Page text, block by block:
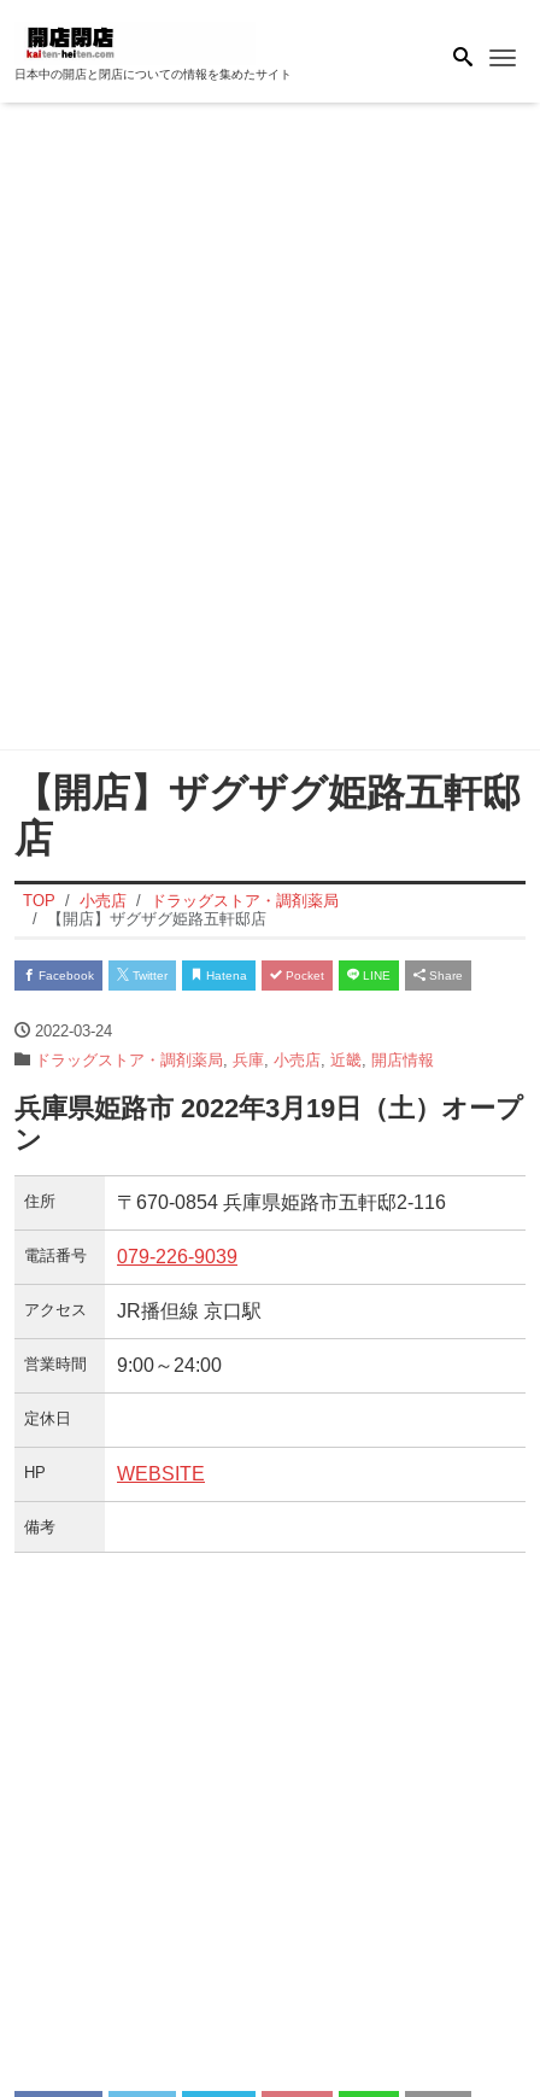
日本中の開店と閉店についての情報を集めたサイト
【開店】ザグザグ姫路五軒邸
店
TOP 小売店
ドラッグストア・調剤薬局
【開店】ザグザグ姫路五軒邸店
Facebook Twitter Hatena Pocket LINE Share
2022-03-24
ドラッグストア・調剤薬局 兵庫 小売店 近畿 開店情報
兵庫県姫路市 2022年3月19日（土）オープ
ン
住所 〒670-0854 兵庫県姫路市五軒邸2-116
電話番号 079-226-9039
アクセス JR播但線 京口駅
営業時間 9:00～24:00
定休日
HP WEBSITE
備考